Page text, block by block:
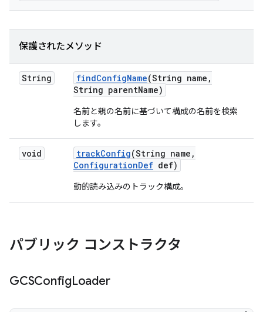
保護されたメソッド
String findConfigName(String name ,
String parentName)
名前と親の名前に基づいて構成の名前を検索
します。
void trackConfig(String name ,
ConfigurationDef def)
動的読み込みのトラック構成。
パブリック コンストラクタ
GCSConfigLoader